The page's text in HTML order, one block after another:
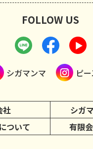
社
シガ
ついて
有限
FOLLOW US
シガマンマ ピ